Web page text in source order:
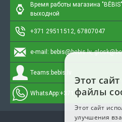
Время работы магазина
выходной
+371 29511512, 67807047
e-mail: bebis@bebis.lv,
Teams: bebis.lv
WhatsApp:+371 295511512,
Этот
файлы
Этот сайт
улучшения